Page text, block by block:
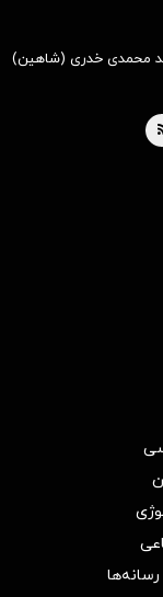
محمدی خدری (شاهین)
رسانه‌‌ها